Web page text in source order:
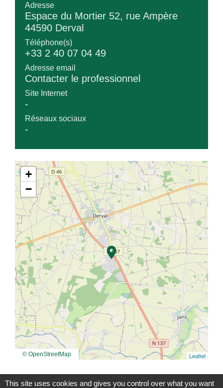
Adresse
Espace du Mortier 52, rue Ampère
44590 Derval
Téléphone(s)
+33 2 40 07 04 49
Adresse email
Contacter le professionnel
Site Internet
-
Réseaux sociaux
-
location_on
+
−
Leaflet
© OpenStreetMap
This site uses cookies and gives you control over what you want